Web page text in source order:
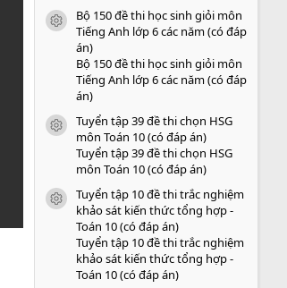
icon tài liệu
Bộ 150 đề thi học sinh giỏi môn
Tiếng Anh lớp 6 các năm (có đáp
án)
Bộ 150 đề thi học sinh giỏi môn
Tiếng Anh lớp 6 các năm (có đáp
án)
icon tài liệu
Tuyển tập 39 đề thi chọn HSG
môn Toán 10 (có đáp án)
Tuyển tập 39 đề thi chọn HSG
môn Toán 10 (có đáp án)
icon tài liệu
Tuyển tập 10 đề thi trắc nghiệm
khảo sát kiến thức tổng hợp -
Toán 10 (có đáp án)
Tuyển tập 10 đề thi trắc nghiệm
khảo sát kiến thức tổng hợp -
Toán 10 (có đáp án)